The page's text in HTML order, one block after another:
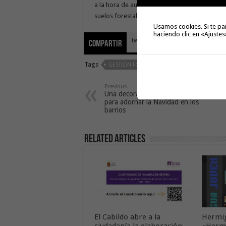
a la hora de aumentar y mantener la masa
suelos forestales, son de titularidad privada.
Compartir tweet
Tags GESTIÓN FORESTAL ECOLÓGICA
Previous
Una decoración hecha a mano
para adornar la Navidad en los
barrios
Related Articles
El Cabildo abre a la
Usamos cookies. Si te
haciendo clic en